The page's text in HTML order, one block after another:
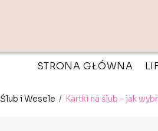
STRONA GŁÓWNA
Ślub i Wesele / Kartki na ślub – jak